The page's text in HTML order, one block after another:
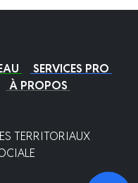
SERVICES PRO
À PROPOS
TERRITORIAUX